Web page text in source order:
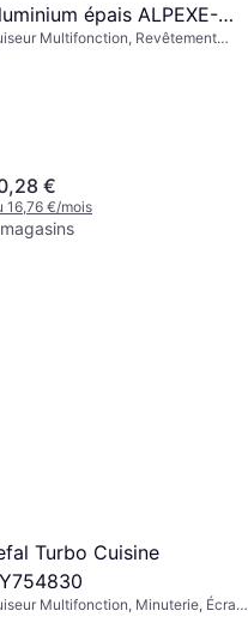
épais ALPEXE-
Multifonction, Revêtement
€
16,76 €/mois
Turbo Cuisine
Multifonction, Minuterie, Écran,